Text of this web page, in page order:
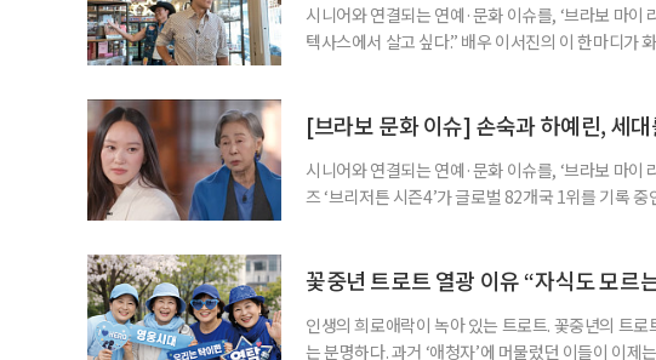
시니어와 연결되는 연예·문화 이슈를, ‘브라보 마이
텍사스에서 살고 싶다.” 배우 이서진의 이 한마디가
PD가 함께하는 미국 텍사스 방랑기다. 사전 기획이
[브라보 문화 이슈] 손숙과 하예린, 세
시니어와 연결되는 연예·문화 이슈를, ‘브라보 마이
즈 ‘브리저튼 시즌4’가 글로벌 82개국 1위를 기록
영국을 배경으로, 귀족 가문 브리저튼가 8남매의 사
꽃중년 트로트 열광 이유 “자식도 모르
인생의 희로애락이 녹아 있는 트로트. 꽃중년의 트
는 분명하다. 과거 ‘애청자’에 머물렀던 이들이 이제